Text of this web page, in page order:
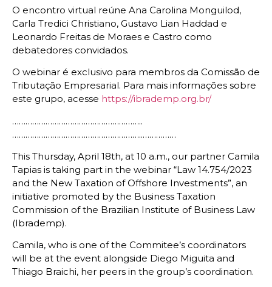
O encontro virtual reúne Ana Carolina Monguilod,
Carla Tredici Christiano, Gustavo Lian Haddad e
Leonardo Freitas de Moraes e Castro como
debatedores convidados.
O webinar é exclusivo para membros da Comissão de
Tributação Empresarial. Para mais informações sobre
este grupo, acesse https://ibrademp.org.br/
…………………………………………………..
…………………………………………………..……………
This Thursday, April 18th, at 10 a.m., our partner Camila
Tapias is taking part in the webinar “Law 14.754/2023
and the New Taxation of Offshore Investments”, an
initiative promoted by the Business Taxation
Commission of the Brazilian Institute of Business Law
(Ibrademp).
Camila, who is one of the Commitee’s coordinators
will be at the event alongside Diego Miguita and
Thiago Braichi, her peers in the group’s coordination.